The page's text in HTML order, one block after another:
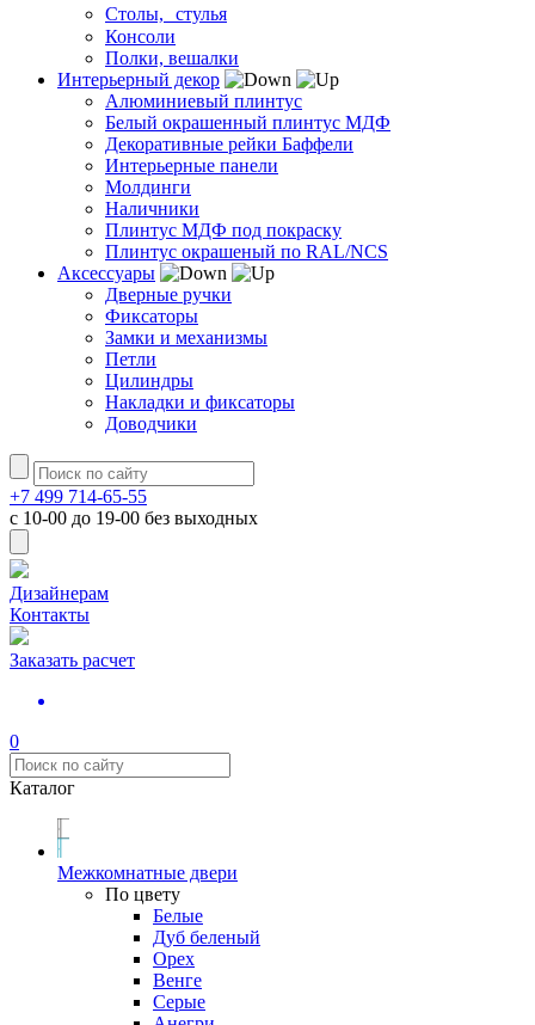
Столы, стулья
Консоли
Полки, вешалки
Интерьерный декор
Алюминиевый плинтус
Белый окрашенный плинтус МДФ
Декоративные рейки Баффели
Интерьерные панели
Молдинги
Наличники
Плинтус МДФ под покраску
Плинтус окрашеный по RAL/NCS
Аксессуары
Дверные ручки
Фиксаторы
Замки и механизмы
Петли
Цилиндры
Накладки и фиксаторы
Доводчики
+7 499 714-65-55
с 10-00 до 19-00 без выходных
Дизайнерам
Контакты
Заказать расчет
0
Каталог
Межкомнатные двери
По цвету
Белые
Дуб беленый
Орех
Венге
Серые